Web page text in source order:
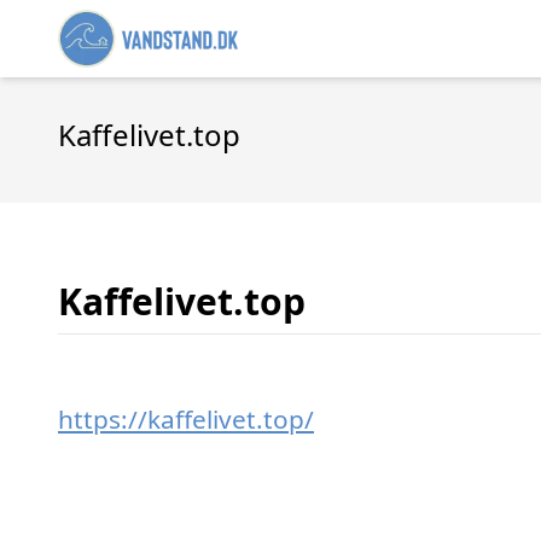
Kaffelivet.top
Kaffelivet.top
https://kaffelivet.top/